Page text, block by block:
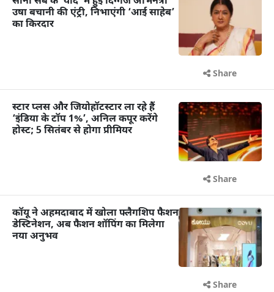
उषा बचानी की एंट्री, निभाएंगी ‘आई साहेब’
का किरदार
Share
स्टार प्लस और जियोहॉटस्टार ला रहे हैं
‘इंडिया के टॉप 1%’, अनिल कपूर करेंगे
होस्ट; 5 सितंबर से होगा प्रीमियर
Share
कॉयू ने अहमदाबाद में खोला फ्लैगशिप फैशन
डेस्टिनेशन, अब फैशन शॉपिंग का मिलेगा
नया अनुभव
Share